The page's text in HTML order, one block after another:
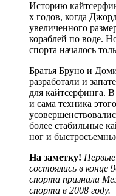
Историю
х годов, когда
увеличенного
кораблей по воде.
спорта началось
Братья Бруно и
разработали и
для кайтсерфинга.
и сама техника
более стабильные
ног и
На заметку! Первые
состоялись в конце
спорта признала
спорта в 2008 году.